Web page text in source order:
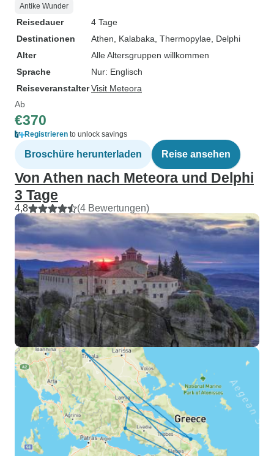
Antike Wunder
Reisedauer
4 Tage
Destinationen
Athen , Kalabaka , Thermopylae , Delphi
Alter
Alle Altersgruppen willkommen
Sprache
Nur: Englisch
ReiseveranstalterVisit Meteora
Ab
€370
Registrieren to unlock savings
Broschüre herunterladen Reise ansehen
Von Athen nach Meteora und Delphi
3 Tage
4,8 (4 Bewertungen)